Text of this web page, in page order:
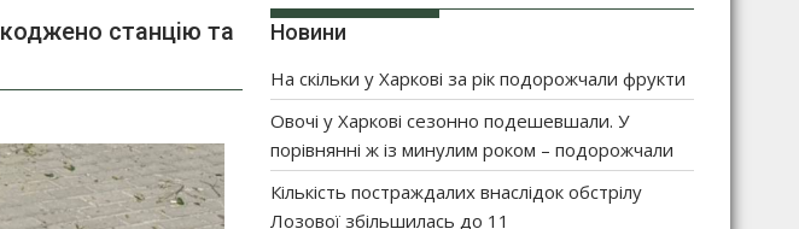
станцію та
Новини
На скільки у Харкові за рік подорожчали фрукти
Овочі у Харкові сезонно подешевшали. У
порівнянні ж із минулим роком – подорожчали
Кількість постраждалих внаслідок обстрілу
Лозової збільшилась до 11